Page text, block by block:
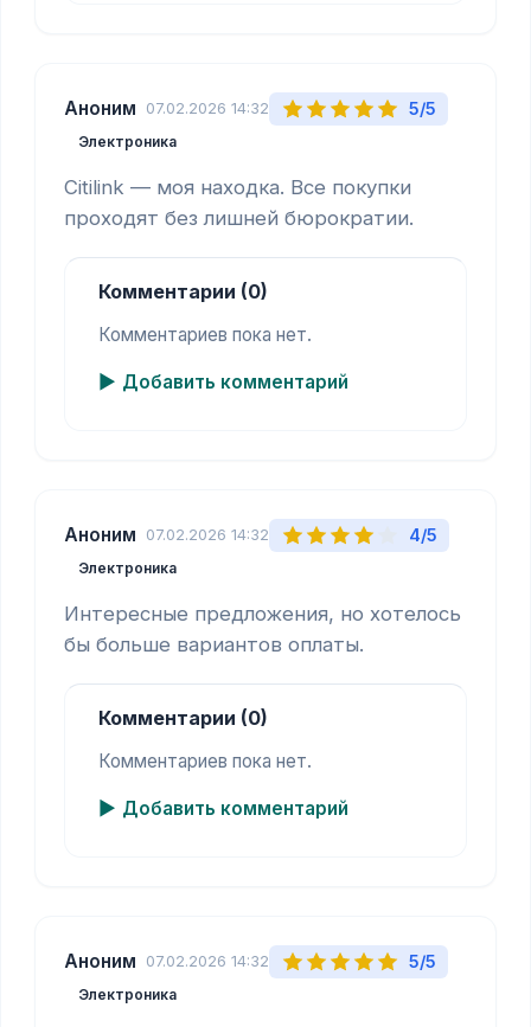
Аноним 07.02.2026 14:32 5/5
Электроника
Citilink — моя находка. Все покупки
проходят без лишней бюрократии.
Комментарии (0)
Комментариев пока нет.
Добавить комментарий
Аноним 07.02.2026 14:32 4/5
Электроника
Интересные предложения, но хотелось
бы больше вариантов оплаты.
Комментарии (0)
Комментариев пока нет.
Добавить комментарий
Аноним 07.02.2026 14:32 5/5
Электроника